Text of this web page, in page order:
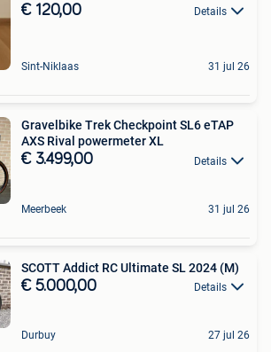
€ 120,00 Details
Sint-Niklaas 31 jul 26
Gravelbike Trek Checkpoint SL6 eTAP
AXS Rival powermeter XL
€ 3.499,00 Details
Meerbeek 31 jul 26
SCOTT Addict RC Ultimate SL 2024 (M)
€ 5.000,00 Details
Durbuy 27 jul 26